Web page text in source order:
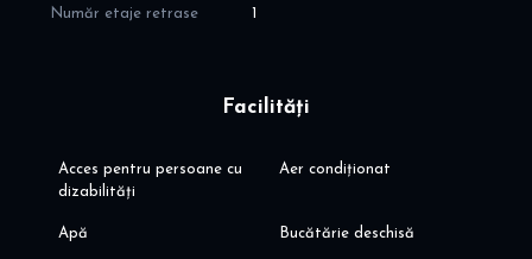
Număr etaje retrase 1
Facilități
Acces pentru persoane cu
dizabilități
Aer condiționat
Apă Bucătărie deschisă